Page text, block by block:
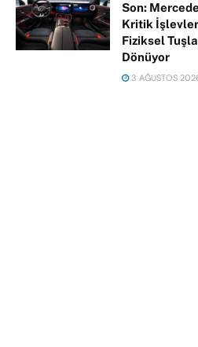
Son:
Kritik
Fiziksel
Dönüyor
3 AĞUSTOS